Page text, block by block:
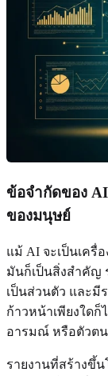
ข้อจำกัดของ
ของมนุษย์
แม้ AI จะเป็นเครื่
มันก็เป็นสิ่งสำคัญ
เป็นส่วนตัว และมี
ก้าวหน้าเพียงใด
อารมณ์ หรือตัวต
รายงานที่สร้างขึ้